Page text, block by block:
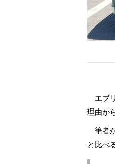
エブ
理由か
筆者
と比べ